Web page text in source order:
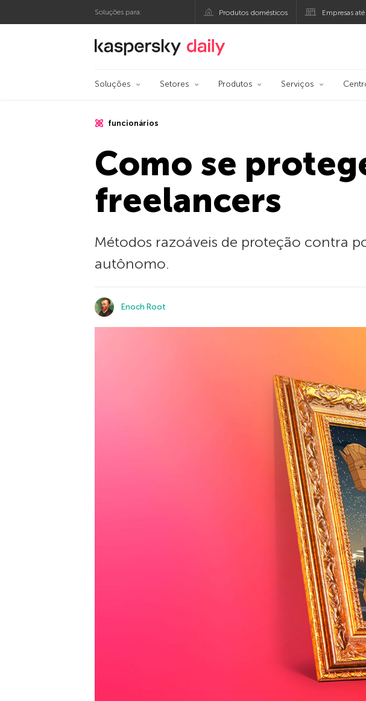
Soluções para: Produtos domésticos Empresas
Blog oficial da Kaspersky
Soluções Setores Produtos Serviços
funcionários
Como se
freelancers
Métodos razoáveis de proteção contra
autônomo.
Enoch Root